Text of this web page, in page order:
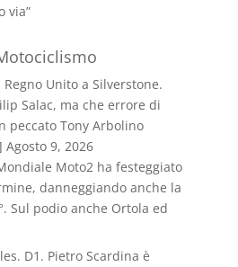
via”
Regno Unito a Silverstone.
Salac, ma che errore di
peccato Tony Arbolino
Agosto 9, 2026
Moto2 ha festeggiato
danneggiando anche la
Sul podio anche Ortola ed
D1. Pietro Scardina è